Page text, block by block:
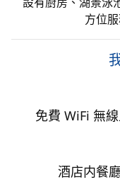
方位
免費 WiFi 無
酒店内餐